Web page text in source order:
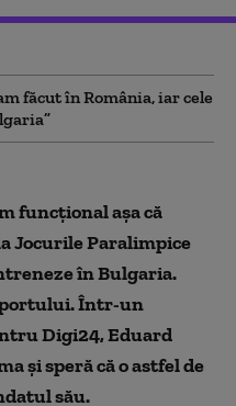
făcut în România, iar cele
funcţional aşa că
Jocurile Paralimpice
în Bulgaria.
Într-un
Digi24, Eduard
şi speră că o astfel de
său.